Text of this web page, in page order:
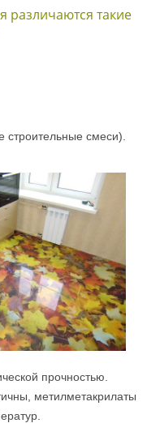
различаются такие
смеси).
прочностью.
метилметакрилаты